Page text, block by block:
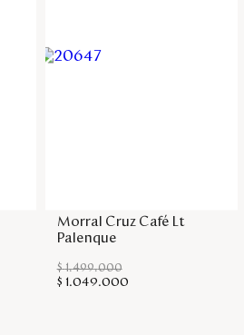
Morral Cruz Café Lt
Palenque
$ 1.499.000
$ 1.049.000